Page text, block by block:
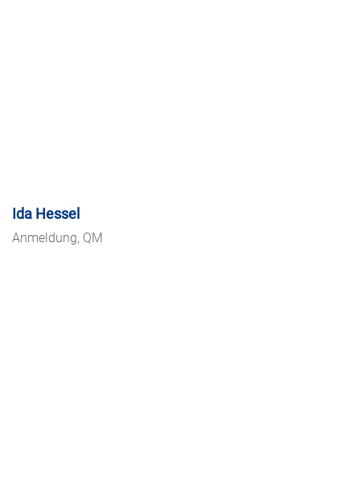
Ida Hessel
Anmeldung, QM